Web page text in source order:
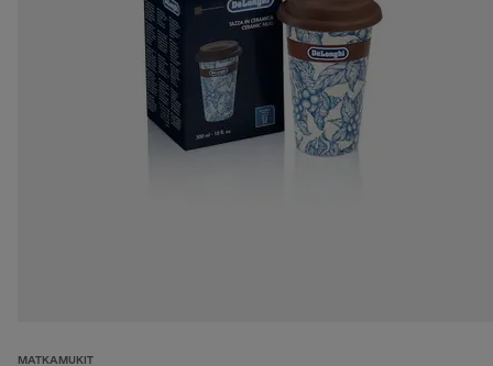
MATKAMUKIT